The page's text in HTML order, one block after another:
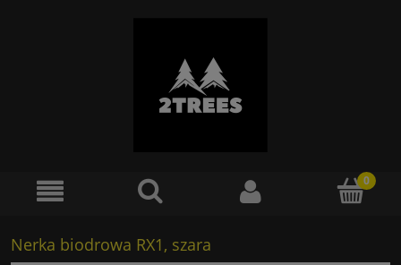
Nerka biodrowa RX1, szara